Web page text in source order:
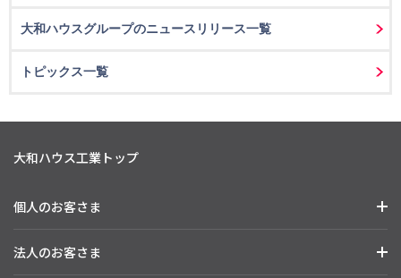
大和ハウスグループのニュースリリース一覧
トピックス一覧
大和ハウス工業トップ
個人のお客さま
法人のお客さま